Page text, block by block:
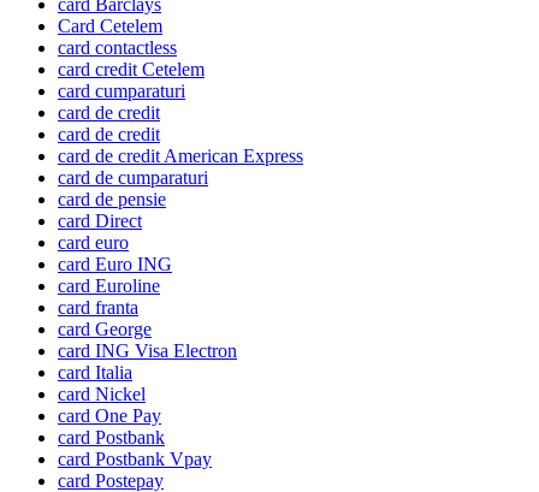
Card Cetelem
card contactless
card credit Cetelem
card cumparaturi
card de credit
card de credit
card de credit American Express
card de cumparaturi
card de pensie
card Direct
card euro
card Euro ING
card Euroline
card franta
card George
card ING Visa Electron
card Italia
card Nickel
card One Pay
card Postbank
card Postbank Vpay
card Postepay